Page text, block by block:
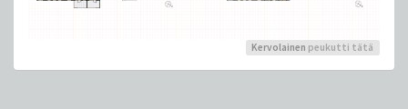
Kervolainen peukutti tätä